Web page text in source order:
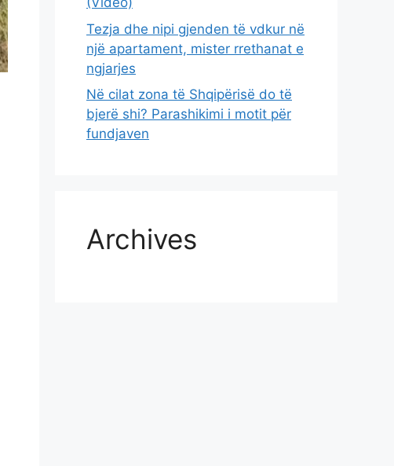
Tezja dhe nipi gjenden të vdkur në
një apartament, mister rrethanat e
ngjarjes
Në cilat zona të Shqipërisë do të
bjerë shi? Parashikimi i motit për
fundjaven
Archives